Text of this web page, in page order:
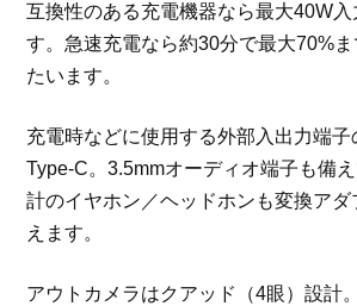
互換性のある充電機器なら最大40W
す。急速充電なら約30分で最大70%ま
たいます。
充電時などに使用する外部入出力端
Type-C。3.5mmオーディオ端子も備
計のイヤホン／ヘッドホンも変換ア
えます。
アウトカメラはクアッド（4眼）設計